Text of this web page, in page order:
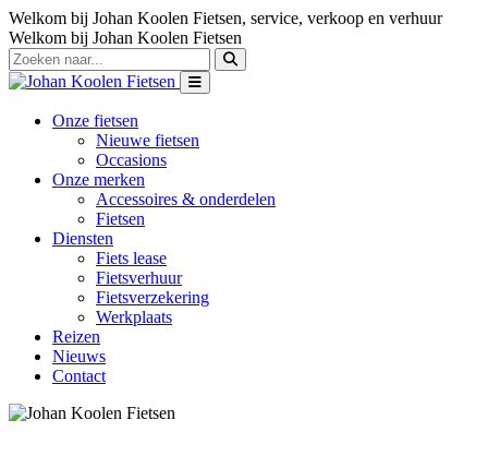
Welkom bij Johan Koolen Fietsen, service, verkoop en verhuur
Welkom bij Johan Koolen Fietsen
Onze fietsen
Nieuwe fietsen
Occasions
Onze merken
Accessoires & onderdelen
Fietsen
Diensten
Fiets lease
Fietsverhuur
Fietsverzekering
Werkplaats
Reizen
Nieuws
Contact